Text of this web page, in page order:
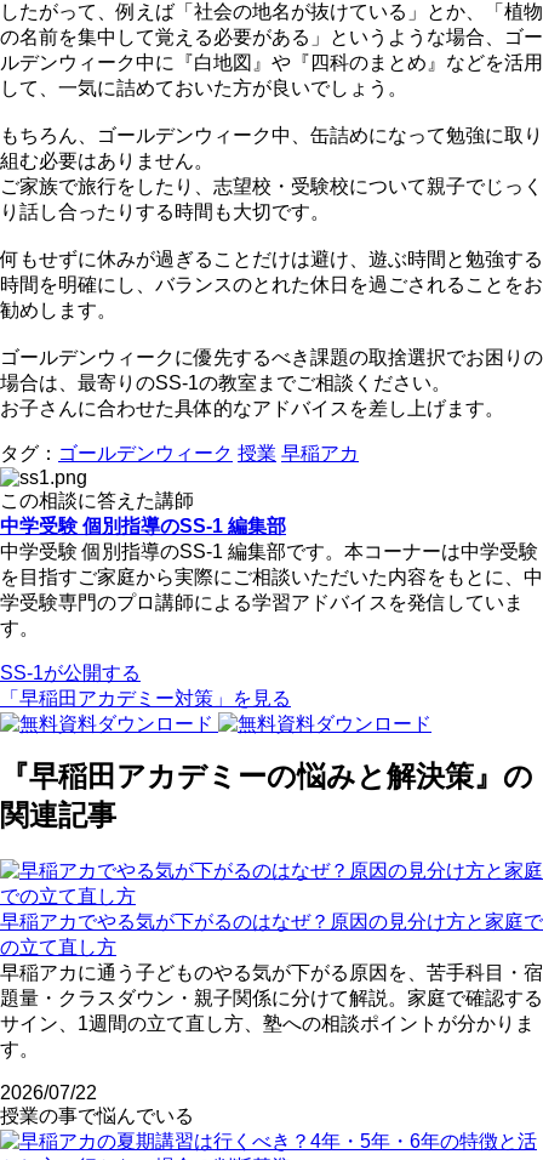
したがって、例えば「社会の地名が抜けている」とか、「植物
の名前を集中して覚える必要がある」というような場合、ゴー
ルデンウィーク中に『白地図』や『四科のまとめ』などを活用
して、一気に詰めておいた方が良いでしょう。
もちろん、ゴールデンウィーク中、缶詰めになって勉強に取り
組む必要はありません。
ご家族で旅行をしたり、志望校・受験校について親子でじっく
り話し合ったりする時間も大切です。
何もせずに休みが過ぎることだけは避け、遊ぶ時間と勉強する
時間を明確にし、バランスのとれた休日を過ごされることをお
勧めします。
ゴールデンウィークに優先するべき課題の取捨選択でお困りの
場合は、最寄りのSS-1の教室までご相談ください。
お子さんに合わせた具体的なアドバイスを差し上げます。
タグ： ゴールデンウィーク 授業 早稲アカ
この相談に答えた講師
中学受験 個別指導のSS-1 編集部
中学受験 個別指導のSS-1 編集部です。本コーナーは中学受験
を目指すご家庭から実際にご相談いただいた内容をもとに、中
学受験専門のプロ講師による学習アドバイスを発信していま
す。
SS-1が公開する
「早稲田アカデミー対策」を見る
『早稲田アカデミーの悩みと解決策』の
関連記事
早稲アカでやる気が下がるのはなぜ？原因の見分け方と家庭で
の立て直し方
早稲アカに通う子どものやる気が下がる原因を、苦手科目・宿
題量・クラスダウン・親子関係に分けて解説。家庭で確認する
サイン、1週間の立て直し方、塾への相談ポイントが分かりま
す。
2026/07/22
授業の事で悩んでいる